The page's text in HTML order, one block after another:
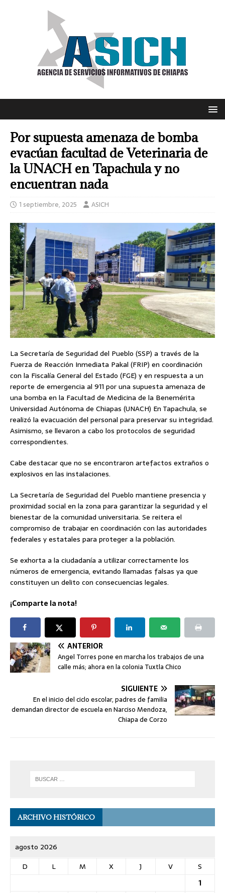
Por supuesta amenaza de bomba
evacúan facultad de Veterinaria de
la UNACH en Tapachula y no
encuentran nada
1 septiembre, 2025 ASICH
La Secretaría de Seguridad del Pueblo (SSP) a través de la
Fuerza de Reacción Inmediata Pakal (FRIP) en coordinación
con la Fiscalía General del Estado (FGE) y en respuesta a un
reporte de emergencia al 911 por una supuesta amenaza de
una bomba en la Facultad de Medicina de la Benemérita
Universidad Autónoma de Chiapas (UNACH) En Tapachula, se
realizó la evacuación del personal para preservar su integridad.
Asimismo, se llevaron a cabo los protocolos de seguridad
correspondientes.
Cabe destacar que no se encontraron artefactos extraños o
explosivos en las instalaciones.
La Secretaría de Seguridad del Pueblo mantiene presencia y
proximidad social en la zona para garantizar la seguridad y el
bienestar de la comunidad universitaria. Se reitera el
compromiso de trabajar en coordinación con las autoridades
federales y estatales para proteger a la población.
Se exhorta a la ciudadanía a utilizar correctamente los
números de emergencia, evitando llamadas falsas ya que
constituyen un delito con consecuencias legales.
¡Comparte la nota!
ANTERIOR
Angel Torres pone en marcha los trabajos de una
calle más; ahora en la colonia Tuxtla Chico
SIGUIENTE
En el inicio del ciclo escolar, padres de familia
demandan director de escuela en Narciso Mendoza,
Chiapa de Corzo
ARCHIVO HISTÓRICO
agosto 2026
D
L M X J V
S
1